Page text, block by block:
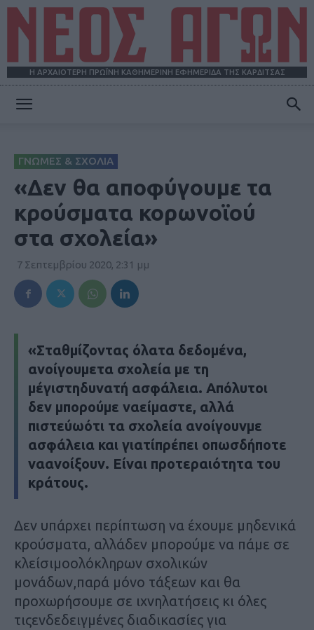
Η ΑΡΧΑΙΟΤΕΡΗ ΠΡΩΪΝΗ ΚΑΘΗΜΕΡΙΝΗ ΕΦΗΜΕΡΙΔΑ ΤΗΣ ΚΑΡΔΙΤΣΑΣ
ΓΝΩΜΕΣ & ΣΧΟΛΙΑ
«Δεν θα αποφύγουμε τα
κρούσματα κορωνοϊού
στα σχολεία»
7 Σεπτεμβρίου 2020, 2:31 μμ
«Σταθμίζοντας όλατα δεδομένα,
ανοίγουμετα σχολεία με τη
μέγιστηδυνατή ασφάλεια. Απόλυτοι
δεν μπορούμε ναείμαστε, αλλά
πιστεύωότι τα σχολεία ανοίγουνμε
ασφάλεια και γιατίπρέπει οπωσδήποτε
ναανοίξουν. Είναι προτεραιότητα του
κράτους.
Δεν υπάρχει περίπτωση να έχουμε μηδενικά
κρούσματα, αλλάδεν μπορούμε να πάμε σε
κλείσιμοολόκληρων σχολικών
μονάδων,παρά μόνο τάξεων και θα
προχωρήσουμε σε ιχνηλατήσεις κι όλες
τιςενδεδειγμένες διαδικασίες για